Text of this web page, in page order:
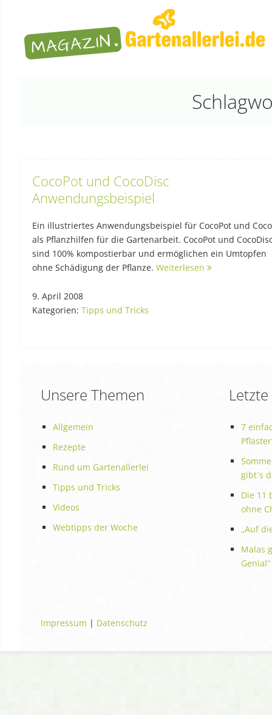
CocoPot und CocoDisc
Anwendungsbeispiel
Ein illustriertes Anwendungsbeispiel für CocoPot und
als Pflanzhilfen für die Gartenarbeit. CocoPot und
sind 100% kompostierbar und ermöglichen ein Umtopfen
ohne Schädigung der Pflanze. Weiterlesen
9. April 2008
Kategorien: Tipps und Tricks
Unsere Themen
Allgemein
Rezepte
Rund um Gartenallerlei
Tipps und Tricks
Videos
Webtipps der Woche
7
gibt´s
Die 11
ohne
„Auf
Malas
Genial“
Impressum | Datenschutz